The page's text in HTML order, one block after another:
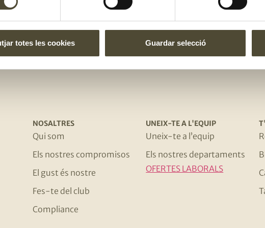
totes les cookies Guardar selecció
El gust és
NOSALTRES
Qui som
Els nostres compromisos
El gust és nostre
Fes-te del club
Compliance
UNEIX-TE A L'EQUIP
Uneix-te a l’equip
Els nostres departaments
OFERTES LABORALS